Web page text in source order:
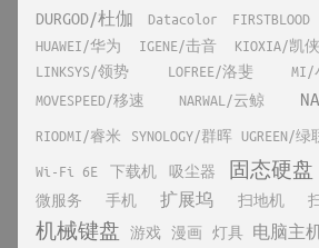
DURGOD/杜伽 Datacolor FIRSTBLOOD
HUAWEI/华为
IGENE/击音 KIOXIA/凯侠
LINKSYS/领势
LOFREE/洛斐 MI/
MOVESPEED/移速
NARWAL/云鲸
RIODMI/睿米 SYNOLOGY/群晖 UGREEN/绿
Wi-Fi 6E 下载机 吸尘器 固态硬盘
微服务
手机 扩展坞 扫地机
机械键盘 游戏 漫画 灯具 电脑主机